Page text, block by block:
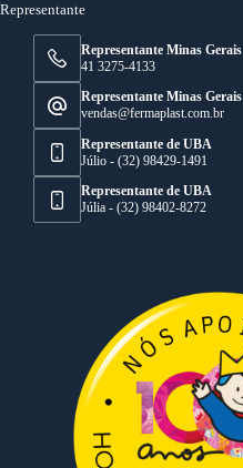
Representante
Representante Minas Gerais
41 3275-4133
Representante Minas Gerais
vendas@fermaplast.com.br
Representante de UBA
Júlio - (32) 98429-1491
Representante de UBA
Júlia - (32) 98402-8272